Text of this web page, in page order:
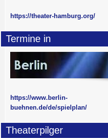
https://theater-hamburg.org/
Termine in
https://www.berlin-
buehnen.de/de/spielplan/
Theaterpilger